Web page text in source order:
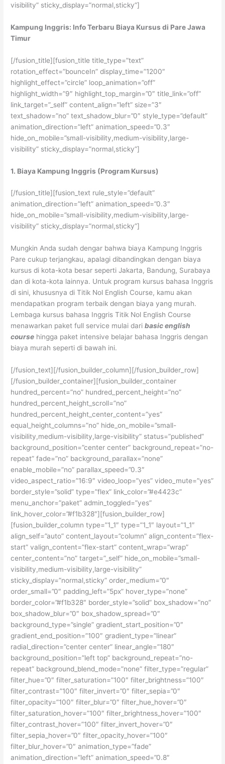
visibility” sticky_display=”normal,sticky”]
Kampung Inggris: Info Terbaru Biaya Kursus di Pare Jawa
Timur
[/fusion_title][fusion_title title_type=”text”
rotation_effect=”bounceIn” display_time=”1200″
highlight_effect=”circle” loop_animation=”off”
highlight_width=”9″ highlight_top_margin=”0″ title_link=”off”
link_target=”_self” content_align=”left” size=”3″
text_shadow=”no” text_shadow_blur=”0″ style_type=”default”
animation_direction=”left” animation_speed=”0.3″
hide_on_mobile=”small-visibility,medium-visibility,large-
visibility” sticky_display=”normal,sticky”]
1. Biaya Kampung Inggris (Program Kursus)
[/fusion_title][fusion_text rule_style=”default”
animation_direction=”left” animation_speed=”0.3″
hide_on_mobile=”small-visibility,medium-visibility,large-
visibility” sticky_display=”normal,sticky”]
Mungkin Anda sudah dengar bahwa biaya Kampung Inggris
Pare cukup terjangkau, apalagi dibandingkan dengan biaya
kursus di kota-kota besar seperti Jakarta, Bandung, Surabaya
dan di kota-kota lainnya. Untuk program kursus bahasa Inggris
di sini, khususnya di Titik Nol English Course, kamu akan
mendapatkan program terbaik dengan biaya yang murah.
Lembaga kursus bahasa Inggris Titik Nol English Course
menawarkan paket full service mulai daribasic english
course hingga paket intensive belajar bahasa Inggris dengan
biaya murah seperti di bawah ini.
[/fusion_text][/fusion_builder_column][/fusion_builder_row]
[/fusion_builder_container][fusion_builder_container
hundred_percent=”no” hundred_percent_height=”no”
hundred_percent_height_scroll=”no”
hundred_percent_height_center_content=”yes”
equal_height_columns=”no” hide_on_mobile=”small-
visibility,medium-visibility,large-visibility” status=”published”
background_position=”center center” background_repeat=”no-
repeat” fade=”no” background_parallax=”none”
enable_mobile=”no” parallax_speed=”0.3″
video_aspect_ratio=”16:9″ video_loop=”yes” video_mute=”yes”
border_style=”solid” type=”flex” link_color=”#e4423c”
menu_anchor=”paket” admin_toggled=”yes”
link_hover_color=”#f1b328″][fusion_builder_row]
[fusion_builder_column type=”1_1″ type=”1_1″ layout=”1_1″
align_self=”auto” content_layout=”column” align_content=”flex-
start” valign_content=”flex-start” content_wrap=”wrap”
center_content=”no” target=”_self” hide_on_mobile=”small-
visibility,medium-visibility,large-visibility”
sticky_display=”normal,sticky” order_medium=”0″
order_small=”0″ padding_left=”5px” hover_type=”none”
border_color=”#f1b328″ border_style=”solid” box_shadow=”no”
box_shadow_blur=”0″ box_shadow_spread=”0″
background_type=”single” gradient_start_position=”0″
gradient_end_position=”100″ gradient_type=”linear”
radial_direction=”center center” linear_angle=”180″
background_position=”left top” background_repeat=”no-
repeat” background_blend_mode=”none” filter_type=”regular”
filter_hue=”0″ filter_saturation=”100″ filter_brightness=”100″
filter_contrast=”100″ filter_invert=”0″ filter_sepia=”0″
filter_opacity=”100″ filter_blur=”0″ filter_hue_hover=”0″
filter_saturation_hover=”100″ filter_brightness_hover=”100″
filter_contrast_hover=”100″ filter_invert_hover=”0″
filter_sepia_hover=”0″ filter_opacity_hover=”100″
filter_blur_hover=”0″ animation_type=”fade”
animation_direction=”left” animation_speed=”0.8″